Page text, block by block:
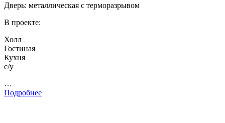
Дверь: металлическая с терморазрывом
В проекте:
Холл
Гостиная
Кухня
с/у
…
Подробнее